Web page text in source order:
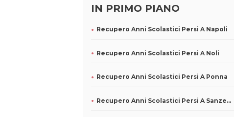
IN PRIMO PIANO
Recupero Anni Scolastici Persi A Napoli
Recupero Anni Scolastici Persi A Noli
Recupero Anni Scolastici Persi A Ponna
Recupero Anni Scolastici Persi A Sanzeno